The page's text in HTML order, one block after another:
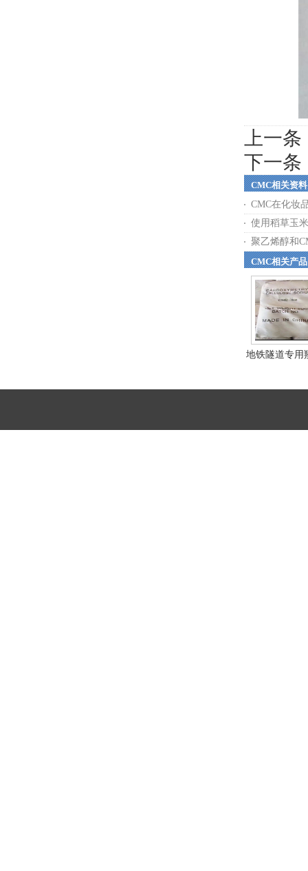
上一
下一条
CMC相关资料
CMC在化妆
使用稻草玉
聚乙烯醇和
CMC相关产品
地铁隧道专用